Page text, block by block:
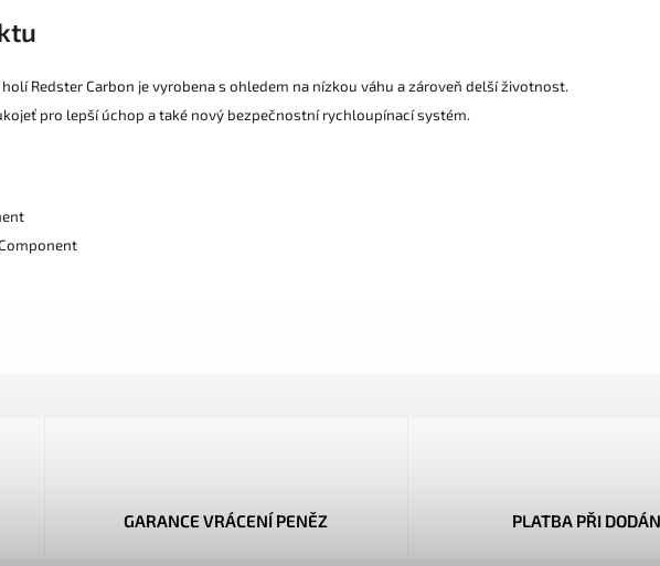
Redster Carbon je vyrobena s ohledem na nízkou váhu a zároveň delší životnost.
pro lepší úchop a také nový bezpečnostní rychloupínací systém.
GARANCE VRÁCENÍ PENĚZ PLATBA PŘI